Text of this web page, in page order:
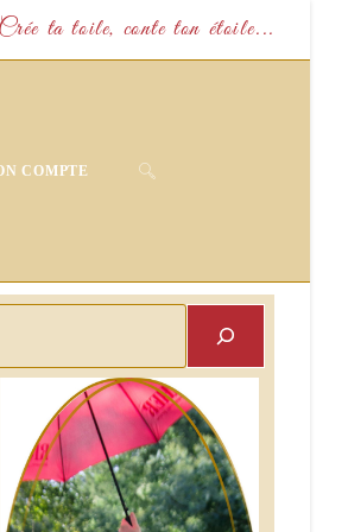
ta toile, conte ton étoile...
COMPTE TOGGLE
SEARCH